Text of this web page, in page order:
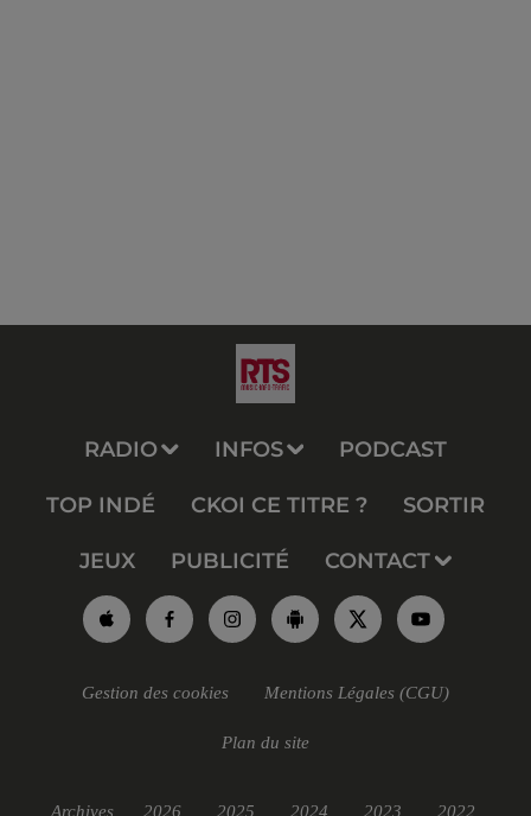
RADIO INFOS PODCAST
TOP INDÉ CKOI CE TITRE ? SORTIR
JEUX PUBLICITÉ CONTACT
Gestion des cookies Mentions Légales (CGU)
Plan du site
Archives 2026 2025 2024 2023 2022